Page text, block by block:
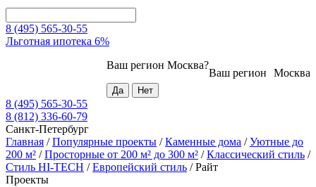
8 (495) 565-30-55
Льготная ипотека 6%
Москва
Ваш регион
Ваш регион Москва?
8 (495) 565-30-55
8 (812) 336-60-79
Санкт-Петербург
Главная /Популярные проекты /Каменные дома /Уютные до
200 м² /Просторные от 200 м² до 300 м² /Классический стиль /
Стиль HI-TECH /Европейский стиль /Райт
Проекты